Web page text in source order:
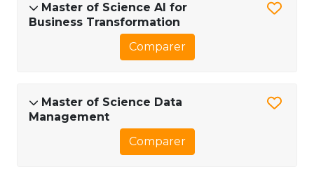
Master of Science AI for
Business Transformation
Comparer
Master of Science Data
Management
Comparer